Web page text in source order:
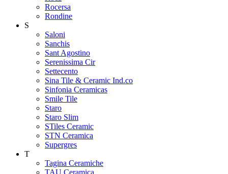
Rocersa
Rondine
S
Saloni
Sanchis
Sant Agostino
Serenissima Cir
Settecento
Sina Tile & Ceramic Ind.co
Sinfonia Ceramicas
Smile Tile
Staro
Staro Slim
STiles Ceramic
STN Ceramica
Supergres
T
Tagina Ceramiche
TAU Ceramica